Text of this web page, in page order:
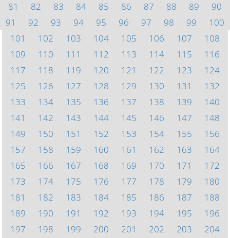
81
82 83 84 85 86 87 88 89
90
91
92 93 94 95 96 97 98 99
100
101
102 103 104 105 106 107
108
109
110 111 112 113 114 115
116
117
118 119 120 121 122 123
124
125
126 127 128 129 130 131
132
133
134 135 136 137 138 139
140
141
142 143 144 145 146 147
148
149
150 151 152 153 154 155
156
157
158 159 160 161 162 163
164
165
166 167 168 169 170 171
172
173
174 175 176 177 178 179
180
181
182 183 184 185 186 187
188
189
190 191 192 193 194 195
196
197
198 199 200 201 202 203
204